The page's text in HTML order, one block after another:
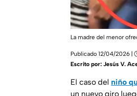
La madre del menor
Publicado 12/04/2026 |
Escrito por: Jesús V.
El caso del niño
un nuevo giro